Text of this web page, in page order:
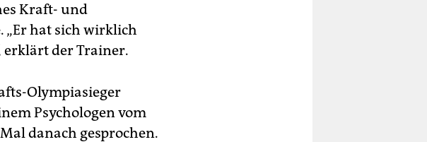
Kraft- und
„Er hat sich wirklich
erklärt der Trainer.
Olympiasieger
Psychologen vom
danach gesprochen.